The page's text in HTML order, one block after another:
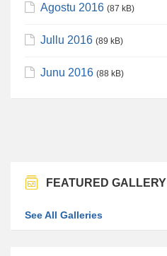
Agostu 2016 (87 kB)
Jullu 2016 (89 kB)
Junu 2016 (88 kB)
FEATURED GALLERY
See All Galleries